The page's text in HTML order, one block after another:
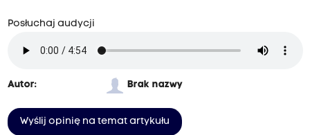
Posłuchaj audycji
Autor: Brak nazwy
Wyślij opinię na temat artykułu